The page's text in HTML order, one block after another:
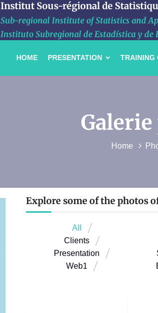
Institut Sous-régional de
Sub-regional Institute of Statistics and
Instituto Subregional de Estadística y de
HOME PRESENTATION TRAINING
Home
Explore some of the photos
All
Clients
Presentation
Web1